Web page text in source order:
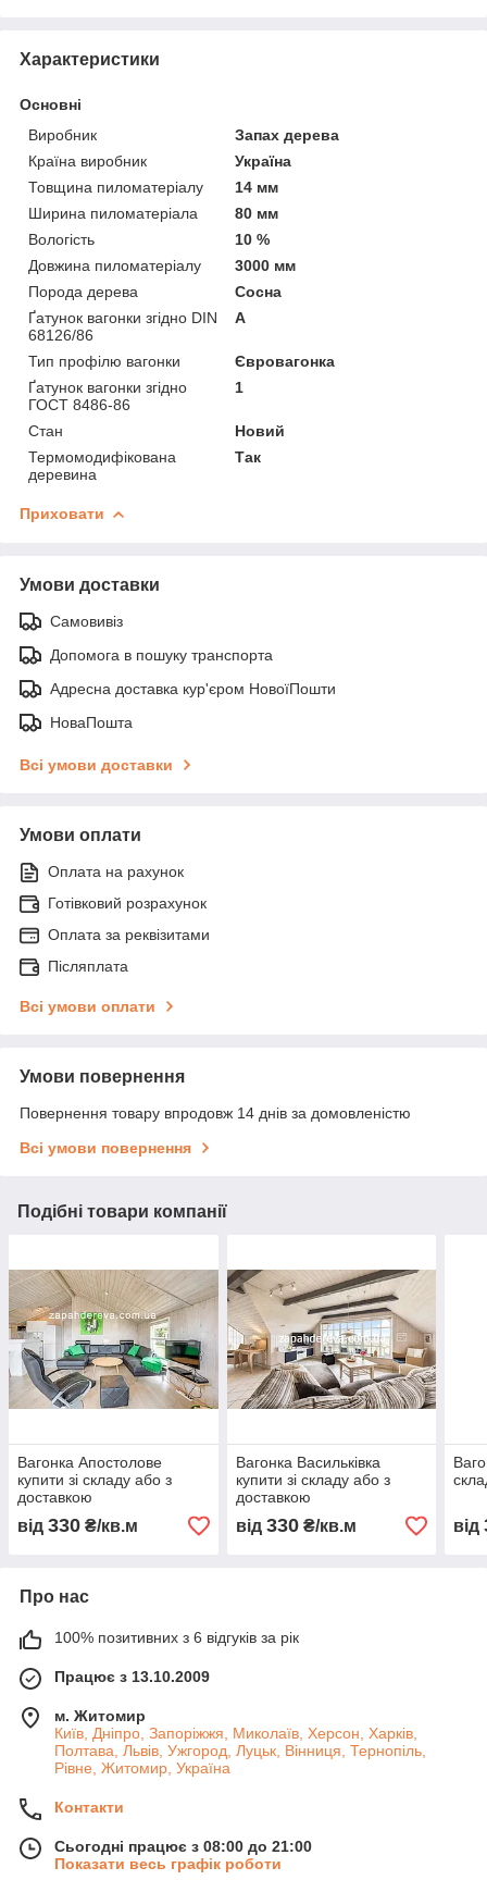
Характеристики
Основні
Виробник
Запах дерева
Країна виробник
Україна
Товщина пиломатеріалу
14 мм
Ширина пиломатеріала
80 мм
Вологість
10 %
Довжина пиломатеріалу
3000 мм
Порода дерева
Сосна
Ґатунок вагонки згідно DIN
68126/86
А
Тип профілю вагонки
Євровагонка
Ґатунок вагонки згідно
ГОСТ 8486-86
1
Стан
Новий
Термомодифікована
деревина
Так
Приховати
Умови доставки
Самовивіз
Допомога в пошуку транспорта
Адресна доставка кур'єром НовоїПошти
НоваПошта
Всі умови доставки
Умови оплати
Оплата на рахунок
Готівковий розрахунок
Оплата за реквізитами
Післяплата
Всі умови оплати
Умови повернення
Повернення товару впродовж 14 днів за домовленістю
Всі умови повернення
Подібні товари компанії
Вагонка Апостолове
купити зі складу або з
доставкою
від 330 ₴/кв.м
Вагонка Васильківка
купити зі складу або з
доставкою
від 330₴/кв.м від
Про нас
100% позитивних з 6 відгуків за рік
Працює з 13.10.2009
м. Житомир
Київ, Дніпро, Запоріжжя, Миколаїв, Херсон, Харків,
Полтава, Львів, Ужгород, Луцьк, Вінниця, Тернопіль,
Рівне, Житомир, Україна
Контакти
Сьогодні працює з 08:00 до 21:00
Показати весь графік роботи